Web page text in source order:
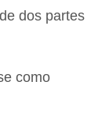
dos partes
como